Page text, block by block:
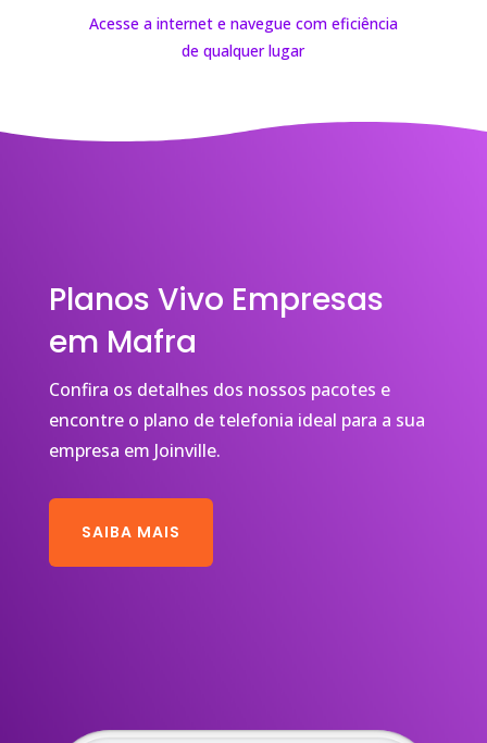
Acesse a internet e navegue com eficiência
dequalquer lugar
Planos Vivo Empresas
em Mafra
Confira os detalhes dos nossos pacotes e
encontre o plano de telefonia ideal para a sua
empresa em Joinville.
SAIBA MAIS